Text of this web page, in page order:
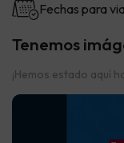
Fechas para
Tenemos
¡Hemos estado aquí